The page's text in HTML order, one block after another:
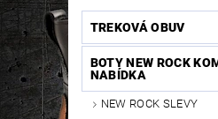
TREKOVÁ OBUV
BOTY NEW ROCK
NABÍDKA
NEW ROCK SLEVY